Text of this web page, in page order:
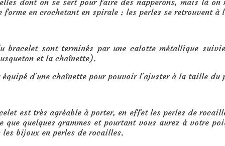
dont on se sert pour faire des napperons, mais là
forme en crochetant en spirale : les perles se retrouvent
bracelet sont terminés par une calotte métallique
et la chaînette).
équipé d'une chaînette pour pouvoir l'ajuster à la taille du
est très agréable à porter, en effet les perles de
que quelques grammes et pourtant vous aurez à votre
les bijoux en perles de rocailles.